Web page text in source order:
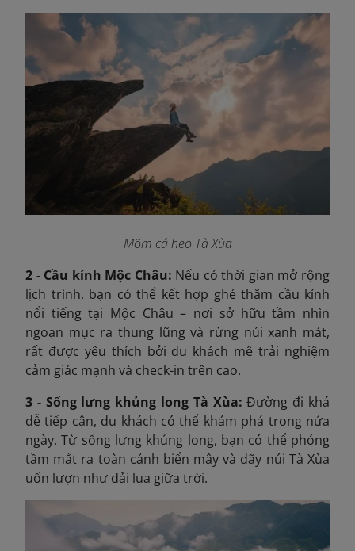
Mõm cá heo Tà Xùa
2 - Cầu kính Mộc Châu: Nếu có thời gian mở rộng
lịch trình, bạn có thể kết hợp ghé thăm cầu kính
nổi tiếng tại Mộc Châu – nơi sở hữu tầm nhìn
ngoạn mục ra thung lũng và rừng núi xanh mát,
rất được yêu thích bởi du khách mê trải nghiệm
cảm giác mạnh và check-in trên cao.
3 - Sống lưng khủng long Tà Xùa:Đường đi khá
dễ tiếp cận, du khách có thể khám phá trong nửa
ngày. Từ sống lưng khủng long, bạn có thể phóng
tầm mắt ra toàn cảnh biển mây và dãy núi Tà Xùa
uốn lượn như dải lụa giữa trời.